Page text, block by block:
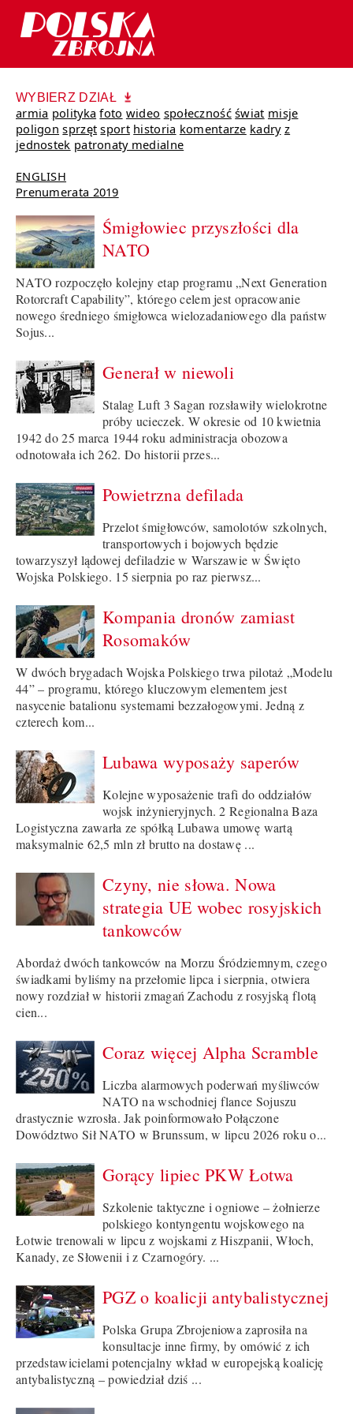
WYBIERZ DZIAŁ
armia polityka foto wideo społeczność świat misje
poligon sprzęt sport historia komentarze kadry z
jednostek patronaty medialne
ENGLISH
Prenumerata 2019
Śmigłowiec przyszłości dla
NATO
NATO rozpoczęło kolejny etap programu „Next Generation
Rotorcraft Capability”, którego celem jest opracowanie
nowego średniego śmigłowca wielozadaniowego dla państw
Sojus...
Generał w niewoli
Stalag Luft 3 Sagan rozsławiły wielokrotne
próby ucieczek. W okresie od 10 kwietnia
1942 do 25 marca 1944 roku administracja obozowa
odnotowała ich 262. Do historii przes...
Powietrzna defilada
Przelot śmigłowców, samolotów szkolnych,
transportowych i bojowych będzie
towarzyszył lądowej defiladzie w Warszawie w Święto
Wojska Polskiego. 15 sierpnia po raz pierwsz...
Kompania dronów zamiast
Rosomaków
W dwóch brygadach Wojska Polskiego trwa pilotaż „Modelu
44” – programu, którego kluczowym elementem jest
nasycenie batalionu systemami bezzałogowymi. Jedną z
czterech kom...
Lubawa wyposaży saperów
Kolejne wyposażenie trafi do oddziałów
wojsk inżynieryjnych. 2 Regionalna Baza
Logistyczna zawarła ze spółką Lubawa umowę wartą
maksymalnie 62,5 mln zł brutto na dostawę ...
Czyny, nie słowa. Nowa
strategia UE wobec rosyjskich
tankowców
Abordaż dwóch tankowców na Morzu Śródziemnym, czego
świadkami byliśmy na przełomie lipca i sierpnia, otwiera
nowy rozdział w historii zmagań Zachodu z rosyjską flotą
cien...
Coraz więcej Alpha Scramble
Liczba alarmowych poderwań myśliwców
NATO na wschodniej flance Sojuszu
drastycznie wzrosła. Jak poinformowało Połączone
Dowództwo Sił NATO w Brunssum, w lipcu 2026 roku o...
Gorący lipiec PKW Łotwa
Szkolenie taktyczne i ogniowe – żołnierze
polskiego kontyngentu wojskowego na
Łotwie trenowali w lipcu z wojskami z Hiszpanii, Włoch,
Kanady, ze Słowenii i z Czarnogóry. ...
PGZ o koalicji antybalistycznej
Polska Grupa Zbrojeniowa zaprosiła na
konsultacje inne firmy, by omówić z ich
przedstawicielami potencjalny wkład w europejską koalicję
antybalistyczną – powiedział dziś ...